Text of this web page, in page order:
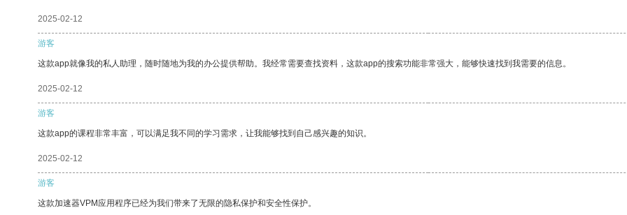
2025-02-12
游客
这款app就像我的私人助理，随时随地为我的办公提供帮助。我经常需要查找资料，这款app的搜索功能非常强大，能够快速找到我需要的信息。
2025-02-12
游客
这款app的课程非常丰富，可以满足我不同的学习需求，让我能够找到自己感兴趣的知识。
2025-02-12
游客
这款加速器VPM应用程序已经为我们带来了无限的隐私保护和安全性保护。